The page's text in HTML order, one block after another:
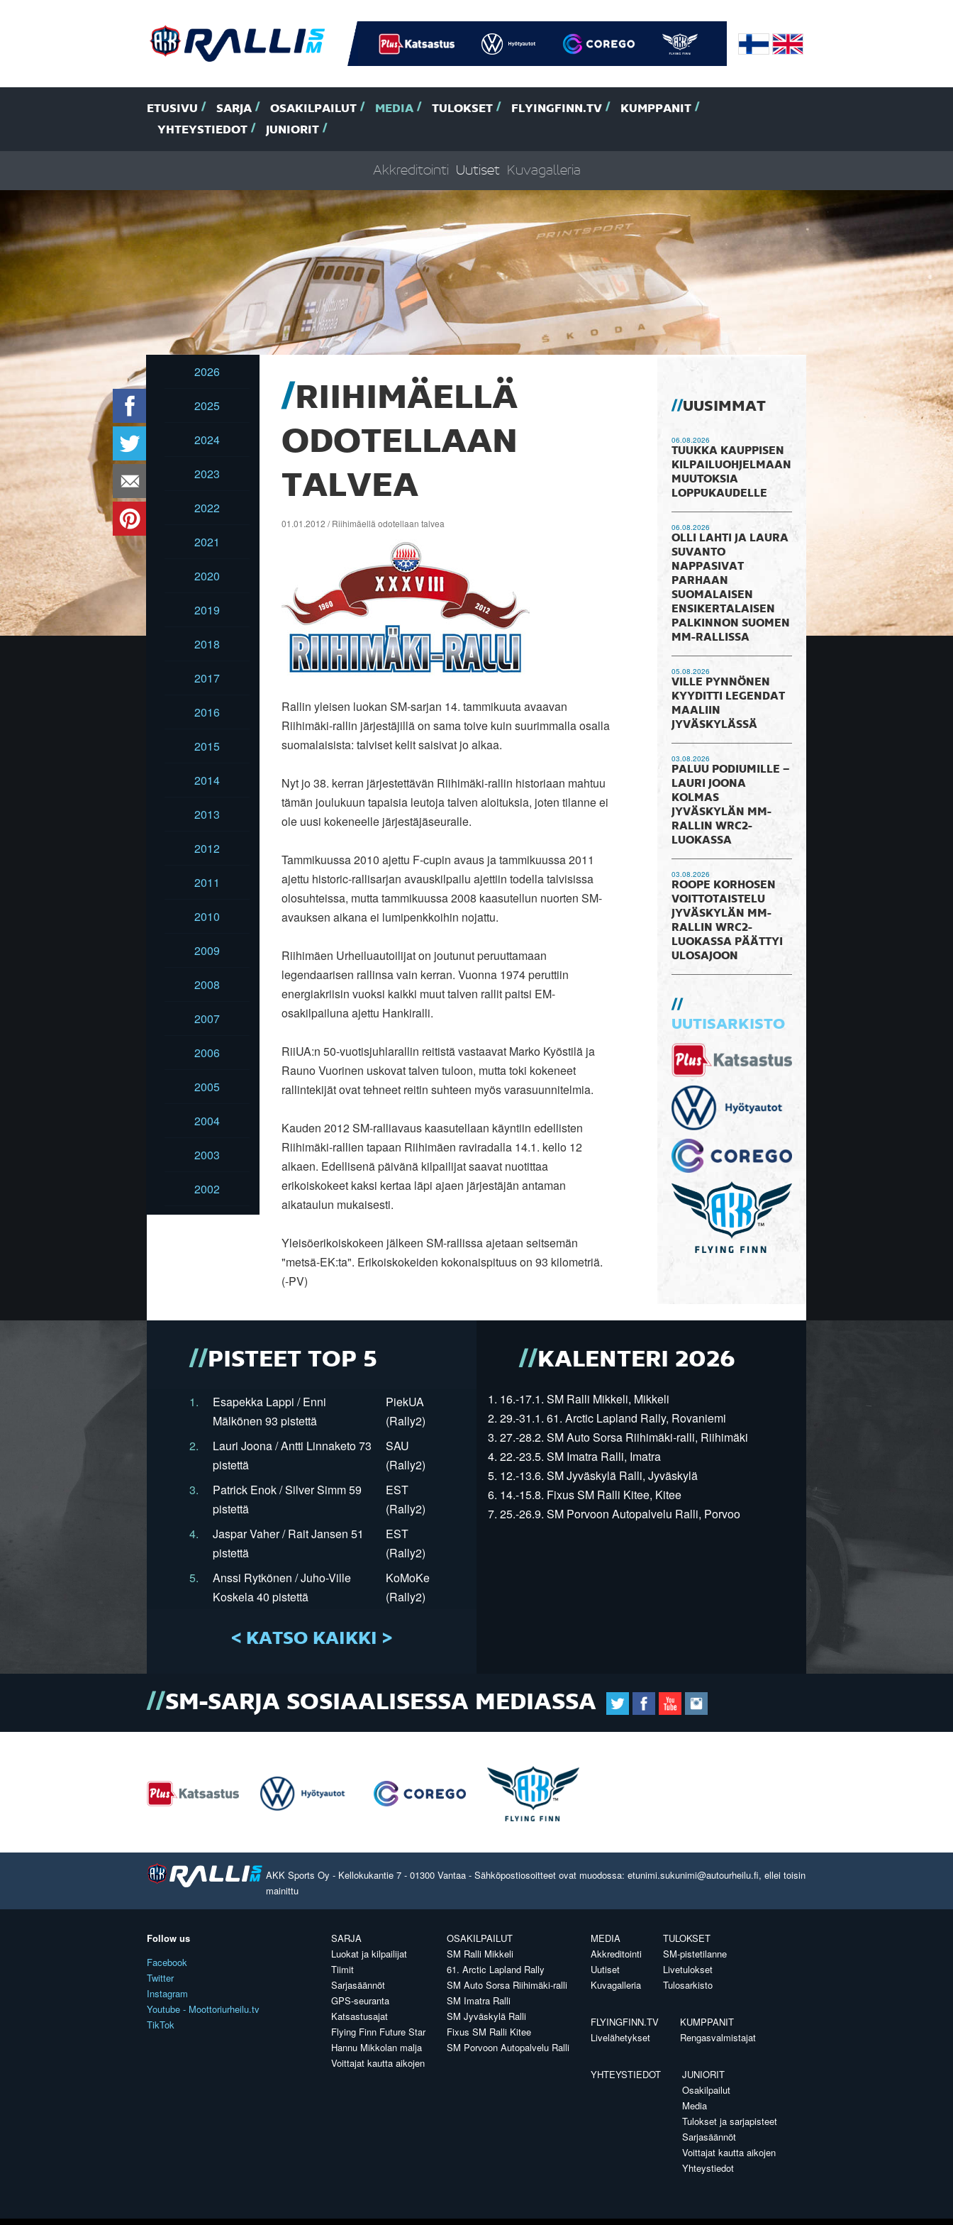
ETUSIVU SARJA OSAKILPAILUT MEDIA TULOKSET FLYINGFINN.TV
KUMPPANIT
YHTEYSTIEDOT
JUNIORIT
Akkreditointi Uutiset Kuvagalleria
2026
2025
2024
2023
2022
2021
2020
2019
2018
2017
2016
2015
2014
2013
2012
2011
2010
2009
2008
2007
2006
2005
2004
2003
2002
RIIHIMÄELLÄ
ODOTELLAAN
TALVEA
01.01.2012 / Riihimäellä odotellaan talvea
Rallin yleisen luokan SM-sarjan 14. tammikuuta avaavan
Riihimäki-rallin järjestäjillä on sama toive kuin suurimmalla osalla
suomalaisista: talviset kelit saisivat jo alkaa.
Nyt jo 38. kerran järjestettävän Riihimäki-rallin historiaan mahtuu
tämän joulukuun tapaisia leutoja talven aloituksia, joten tilanne ei
ole uusi kokeneelle järjestäjäseuralle.
Tammikuussa 2010 ajettu F-cupin avaus ja tammikuussa 2011
ajettu historic-rallisarjan avauskilpailu ajettiin todella talvisissa
olosuhteissa, mutta tammikuussa 2008 kaasutellun nuorten SM-
avauksen aikana ei lumipenkkoihin nojattu.
Riihimäen Urheiluautoilijat on joutunut peruuttamaan
legendaarisen rallinsa vain kerran. Vuonna 1974 peruttiin
energiakriisin vuoksi kaikki muut talven rallit paitsi EM-
osakilpailuna ajettu Hankiralli.
RiiUA:n 50-vuotisjuhlarallin reitistä vastaavat Marko Kyöstilä ja
Rauno Vuorinen uskovat talven tuloon, mutta toki kokeneet
rallintekijät ovat tehneet reitin suhteen myös varasuunnitelmia.
Kauden 2012 SM-ralliavaus kaasutellaan käyntiin edellisten
Riihimäki-rallien tapaan Riihimäen raviradalla 14.1. kello 12
alkaen. Edellisenä päivänä kilpailijat saavat nuotittaa
erikoiskokeet kaksi kertaa läpi ajaen järjestäjän antaman
aikataulun mukaisesti.
Yleisöerikoiskokeen jälkeen SM-rallissa ajetaan seitsemän
"metsä-EK:ta". Erikoiskokeiden kokonaispituus on 93 kilometriä.
(-PV)
UUSIMMAT
06.08.2026
TUUKKA KAUPPISEN
KILPAILUOHJELMAAN
MUUTOKSIA
LOPPUKAUDELLE
06.08.2026
OLLI LAHTI JA LAURA
SUVANTO
NAPPASIVAT
PARHAAN
SUOMALAISEN
ENSIKERTALAISEN
PALKINNON SUOMEN
MM-RALLISSA
05.08.2026
VILLE PYNNÖNEN
KYYDITTI LEGENDAT
MAALIIN
JYVÄSKYLÄSSÄ
03.08.2026
PALUU PODIUMILLE –
LAURI JOONA
KOLMAS
JYVÄSKYLÄN MM-
RALLIN WRC2-
LUOKASSA
03.08.2026
ROOPE KORHOSEN
VOITTOTAISTELU
JYVÄSKYLÄN MM-
RALLIN WRC2-
LUOKASSA PÄÄTTYI
ULOSAJOON
UUTISARKISTO
PISTEET TOP 5
1.
Esapekka Lappi / Enni
Mälkönen 93 pistettä
PiekUA
(Rally2)
2.
Lauri Joona / Antti Linnaketo 73
pistettä
SAU
(Rally2)
3.
Patrick Enok / Silver Simm 59
pistettä
EST
(Rally2)
4.
Jaspar Vaher / Rait Jansen 51
pistettä
EST
(Rally2)
5.
Anssi Rytkönen / Juho-Ville
Koskela 40 pistettä
KoMoKe
(Rally2)
< KATSO KAIKKI >
KALENTERI 2026
1. 16.-17.1. SM Ralli Mikkeli, Mikkeli
2. 29.-31.1. 61. Arctic Lapland Rally, Rovaniemi
3. 27.-28.2. SM Auto Sorsa Riihimäki-ralli, Riihimäki
4. 22.-23.5. SM Imatra Ralli, Imatra
5. 12.-13.6. SM Jyväskylä Ralli, Jyväskylä
6. 14.-15.8. Fixus SM Ralli Kitee, Kitee
7. 25.-26.9. SM Porvoon Autopalvelu Ralli, Porvoo
SM-SARJA SOSIAALISESSA MEDIASSA
AKK Sports Oy - Kellokukantie 7 - 01300 Vantaa - Sähköpostiosoitteet ovat muodossa: etunimi.sukunimi@autourheilu.fi, ellei toisin
mainittu
Follow us
Facebook
Twitter
Instagram
Youtube - Moottoriurheilu.tv
TikTok
SARJA
Luokat ja kilpailijat
Tiimit
Sarjasäännöt
GPS-seuranta
Katsastusajat
Flying Finn Future Star
Hannu Mikkolan malja
Voittajat kautta aikojen
OSAKILPAILUT
SM Ralli Mikkeli
61. Arctic Lapland Rally
SM Auto Sorsa Riihimäki-ralli
SM Imatra Ralli
SM Jyväskylä Ralli
Fixus SM Ralli Kitee
SM Porvoon Autopalvelu Ralli
MEDIA
Akkreditointi
Uutiset
Kuvagalleria
TULOKSET
SM-pistetilanne
Livetulokset
Tulosarkisto
FLYINGFINN.TV
Livelähetykset
KUMPPANIT
Rengasvalmistajat
YHTEYSTIEDOT
JUNIORIT
Osakilpailut
Media
Tulokset ja sarjapisteet
Sarjasäännöt
Voittajat kautta aikojen
Yhteystiedot